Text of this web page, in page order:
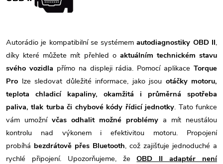
Autorádio je kompatibilní se systémem autodiagnostiky OBD II,
díky které můžete mít přehled o aktuálním technickém stavu
svého vozidla přímo na displeji rádia. Pomocí aplikace Torque
Pro lze sledovat důležité informace, jako jsou otáčky motoru,
teplota chladicí kapaliny, okamžitá i průměrná spotřeba
paliva, tlak turba či chybové kódy řídicí jednotky. Tato funkce
vám umožní včas odhalit možné problémy a mít neustálou
kontrolu nad výkonem i efektivitou motoru. Propojení
probíhá bezdrátově přes Bluetooth, což zajišťuje jednoduché a
rychlé připojení. Upozorňujeme, že
OBD II adaptér není